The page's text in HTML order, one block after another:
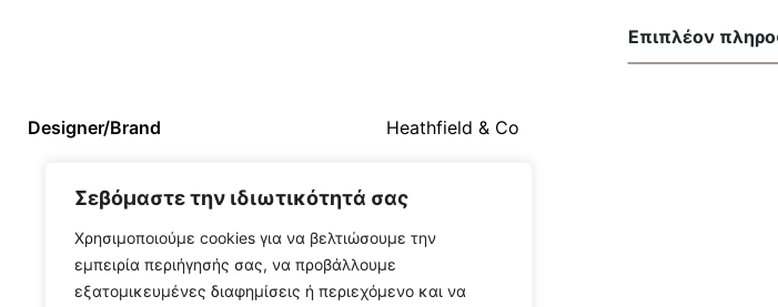
Σεβόμαστε την ιδιωτικότητά σας
Χρησιμοποιούμε cookies για να βελτιώσουμε την
εμπειρία περιήγησής σας, να προβάλλουμε
εξατομικευμένες διαφημίσεις ή περιεχόμενο και να
Επιπλέον
Designer/Brand Heathfield & Co